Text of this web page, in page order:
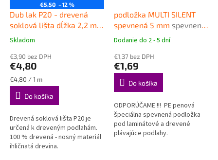
€5,50 –12 %
Dub lak P20 - drevená
soklová lišta dĺžka 2,2 m,
výška 58mm
Priemerné
produktu
je
4,8
z
hviezdičiek.
Skladom
€3,90 bez DPH
€4,80
Jednotková
cena:
€4,80 / 1 m
Do košíka
Drevená soklová lišta P20 je
určená k dreveným podlahám.
100 % drevená - nosný materiál
ihličnatá drevina.
podložka MULTI SILENT
spevnená 5 mm spevnená
podložka pod plávajúce
Priemerné
produktu
je
4,9
hviezdičiek.
Dodanie do 2 - 5 dní
€1,37 bez DPH
€1,69
Do košíka
ODPORÚČAME !!! PE penová
špeciálna spevnená podložka
pod laminátové a drevené
plávajúce podlahy.